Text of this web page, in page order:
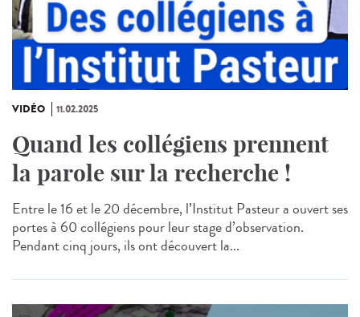
VIDÉO 11.02.2025
Quand les collégiens prennent
la parole sur la recherche !
Entre le 16 et le 20 décembre, l’Institut Pasteur a ouvert ses
portes à 60 collégiens pour leur stage d’observation.
Pendant cinq jours, ils ont découvert la...